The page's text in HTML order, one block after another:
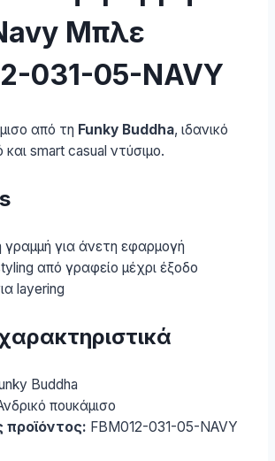
Μπλε
031-05-NAVY
από τη Funky Buddha, ιδανικό
και smart casual ντύσιμο.
γραμμή για άνετη εφαρμογή
από γραφείο μέχρι έξοδο
layering
Buddha
πουκάμισο
προϊόντος: FBM012-031-05-NAVY